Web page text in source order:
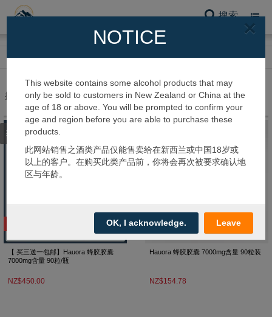
搜索
网站首页 保健品系列 蜂胶
筛选类别
搜到 2 个产品
【 买三送一包邮】Hauora 蜂胶胶囊
7000mg含量 90粒/瓶
NZ$450.00
Hauora 蜂胶胶囊 7000mg含量 90粒装
NZ$154.78
×
NOTICE
This website contains some alcohol products that may
only be sold to customers in New Zealand or China at the
age of 18 or above. You will be prompted to confirm your
age and region before you are able to purchase these
products.
此网站销售之酒类产品仅能售卖给在新西兰或中国18岁或
以上的客户。在购买此类产品前，你将会再次被要求确认地
区与年龄。
OK, I acknowledge. Leave